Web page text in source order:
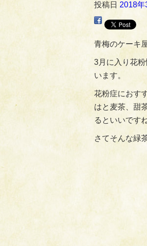
投稿日 2018年
青梅のケーキ
3月に入り花
います。
花粉症におす
はと麦茶、甜
るといいです
さてそんな緑